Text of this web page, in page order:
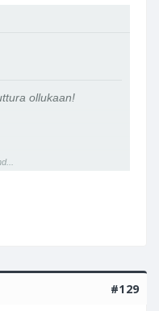
ollukaan!
#129